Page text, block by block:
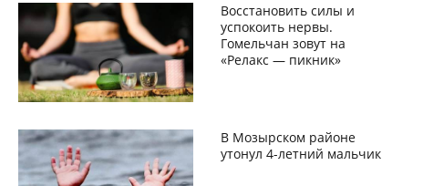
Восстановить силы и
успокоить нервы.
Гомельчан зовут на
«Релакс — пикник»
В Мозырском районе
утонул 4-летний мальчик